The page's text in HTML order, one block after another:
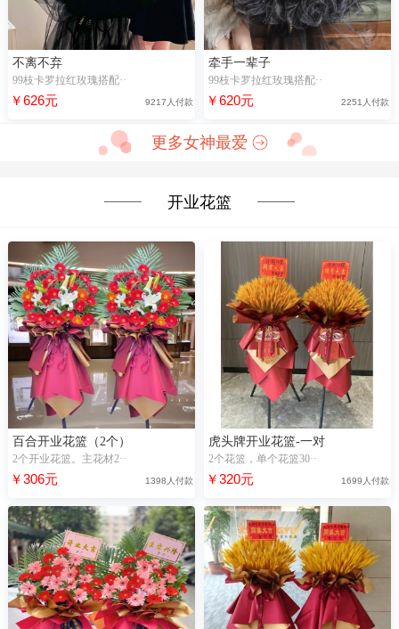
不离不弃
99枝卡罗拉红玫瑰搭配··
￥626元 9217人付款
牵手一辈子
99枝卡罗拉红玫瑰搭配··
￥620元 2251人付款
更多女神最爱
开业花篮
百合开业花篮（2个）
2个开业花篮。主花材2··
￥306元 1398人付款
虎头牌开业花篮-一对
2个花篮，单个花篮30··
￥320元 1699人付款